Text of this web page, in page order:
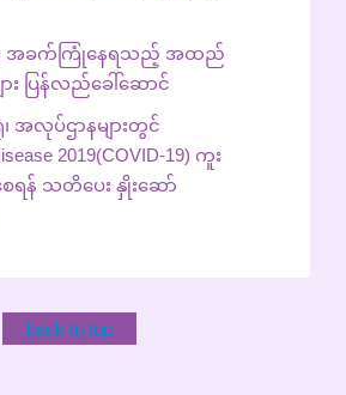
မှာ အခက်ကြုံနေရသည့် အထည်
း ပြန်လည်ခေါ်ဆောင်
အလုပ်ဌာနများတွင်
2019(COVID-19) ကူး
ရန် သတိပေး နှိုးဆော်
back to top